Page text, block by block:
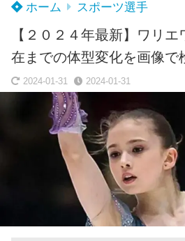
ホーム スポーツ選手
【２０２４年最新】ワリ
在までの体型変化を画像で
2024-01-31 2024-01-31